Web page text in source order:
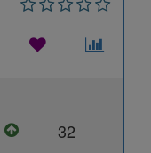
32